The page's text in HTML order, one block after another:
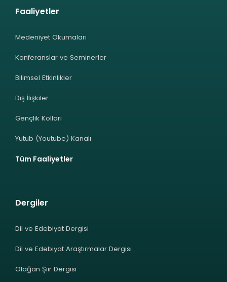
Faaliyetler
Medeniyet Okumaları
Konferanslar ve Seminerler
Bilimsel Etkinlikler
Dış İlişkiler
Gençlik Kolları
Yutub (Youtube) Kanalı
Tüm Faaliyetler
Dergiler
Dil ve Edebiyat Dergisi
Dil ve Edebiyat Araştırmalar Dergisi
Olağan Şiir Dergisi